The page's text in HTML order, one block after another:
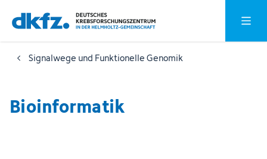
Zum
Hauptinhalt
springen
Zur
Fußzeile
springen
Signalwege und Funktionelle Genomik
Bioinformatik